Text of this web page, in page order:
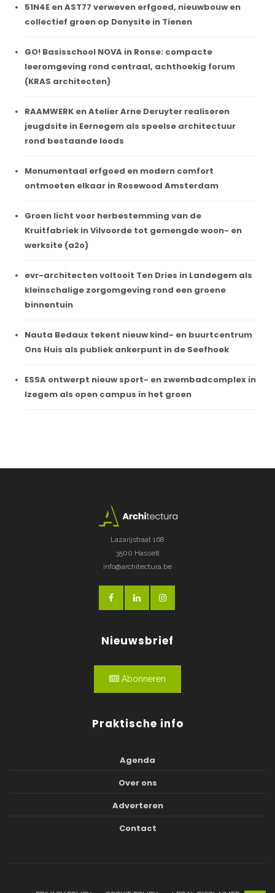
51N4E en AST77 verweven erfgoed, nieuwbouw en
collectief groen op Donysite in Tienen
GO! Basisschool NOVA in Ronse: compacte
leeromgeving rond centraal, achthoekig forum
(KRAS architecten)
RAAMWERK en Atelier Arne Deruyter realiseren
jeugdsite in Eernegem als speelse architectuur
rond bestaande loods
Monumentaal erfgoed en modern comfort
ontmoeten elkaar in Rosewood Amsterdam
Groen licht voor herbestemming van de
Kruitfabriek in Vilvoorde tot gemengde woon- en
werksite (a2o)
evr-architecten voltooit Ten Dries in Landegem als
kleinschalige zorgomgeving rond een groene
binnentuin
Nauta Bedaux tekent nieuw kind- en buurtcentrum
Ons Huis als publiek ankerpunt in de Seefhoek
ESSA ontwerpt nieuw sport- en zwembadcomplex in
Izegem als open campus in het groen
Lazarijstraat 168
3500 Hasselt
info@architectura.be
Nieuwsbrief
Abonneren
Praktische info
Agenda
Over ons
Adverteren
Contact